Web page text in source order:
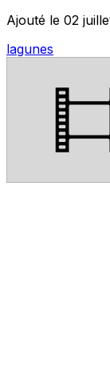
Ajouté le 02
lagunes